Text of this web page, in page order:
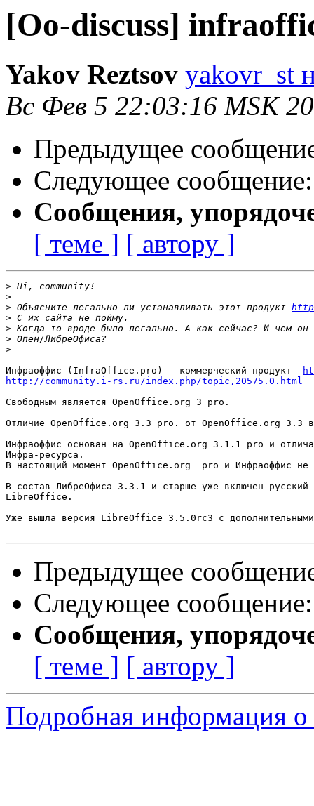
[Oo-discuss]
Yakov Reztsov yakovr_st
Вс Фев 5 22:03:16 MSK
Предыдущее
Следующее
Сообщения,
[ теме ] [ автору ]
>
>
> Объясните легально ли устанавливать этот продукт
>
>
>
>
Инфраоффис (InfraOffice.pro) - коммерческий продукт
http://community.i-rs.ru/index.php/topic,20575.0.html
Свободным является OpenOffice.org 3 pro.
Отличие OpenOffice.org 3.3 pro. от OpenOffice.org 3.3 в
Инфраоффис основан на OpenOffice.org 3.1.1 pro и
Инфра-ресурса.
В настоящий момент OpenOffice.org  pro и Инфраоффис не
В состав ЛибреОфиса 3.3.1 и старше уже включен
LibreOffice.
Уже вышла версия LibreOffice 3.5.0rc3 с
Предыдущее
Следующее
Сообщения,
[ теме ] [ автору ]
Подробная информация о